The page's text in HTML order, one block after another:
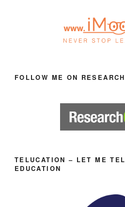
FOLLOW ME ON
TELUCATION – LET ME
EDUCATION